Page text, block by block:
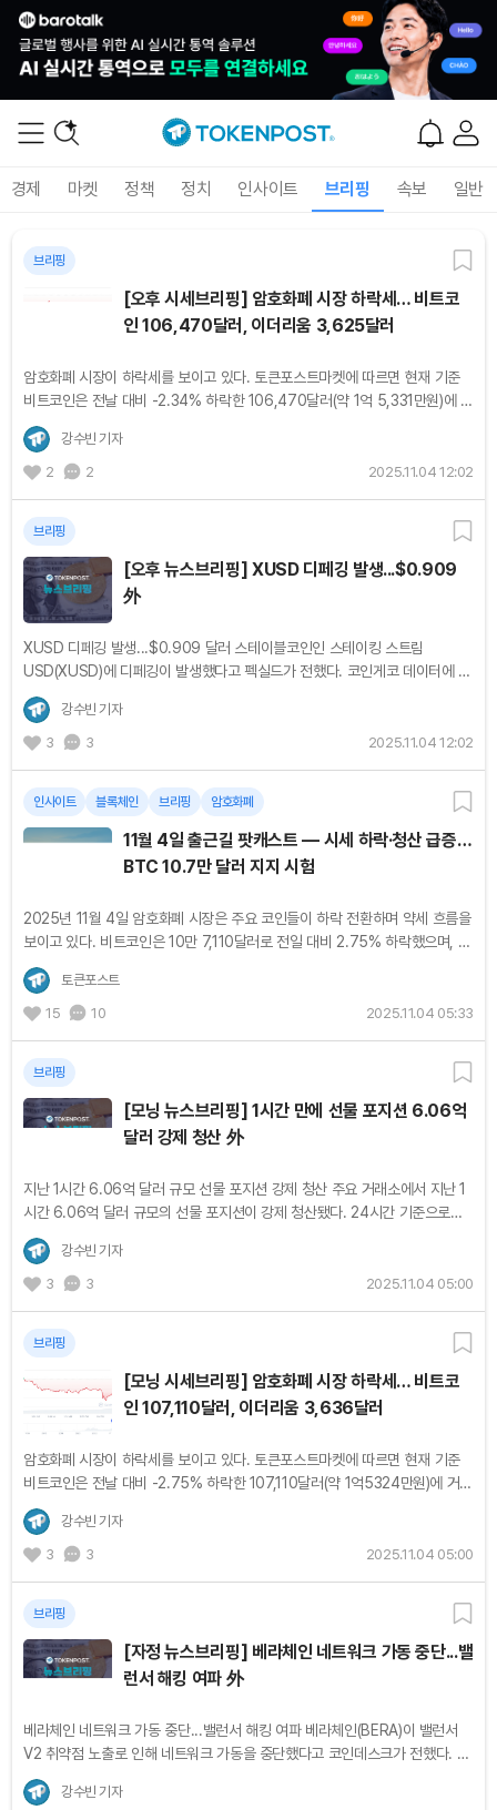
경제 마켓 정책 정치 인사이트 브리핑 속보 일반
브리핑
[오후 시세브리핑] 암호화폐 시장 하락세… 비트코
인 106,470달러, 이더리움 3,625달러
암호화폐 시장이 하락세를 보이고 있다. 토큰포스트마켓에 따르면 현재 기준
비트코인은 전날 대비 -2.34% 하락한 106,470달러(약 1억 5,331만원)에 거
래되고 있다. 이더리움은 전날 대비 -4.55% 하락한 3,625달러(약 522만원)
를 기록했다....
강수빈 기자
2
2 2025.11.04 12:02
브리핑
[오후 뉴스브리핑] XUSD 디페깅 발생...$0.909
外
XUSD 디페깅 발생...$0.909 달러 스테이블코인인 스테이킹 스트림
USD(XUSD)에 디페깅이 발생했다고 펙실드가 전했다. 코인게코 데이터에 따
르면 XUSD는 지난 24시간 동안 28.1% 하락한 0.909 달러에 거래되고 있
다. 비트코인 초기...
강수빈 기자
3
3 2025.11.04 12:02
인사이트 블록체인 브리핑 암호화폐
11월 4일 출근길 팟캐스트 — 시세 하락·청산 급증…
BTC 10.7만 달러 지지 시험
2025년 11월 4일 암호화폐 시장은 주요 코인들이 하락 전환하며 약세 흐름을
보이고 있다. 비트코인은 10만 7,110달러로 전일 대비 2.75% 하락했으며, 이
더리움은 3,636달러로 5.63% 하락했다. 리플(-6.26%), BNB(-7.45%), 솔
라나(-9.04%)...
토큰포스트
15
10 2025.11.04 05:33
브리핑
[모닝 뉴스브리핑] 1시간 만에 선물 포지션 6.06억
달러 강제 청산 外
지난 1시간 6.06억 달러 규모 선물 포지션 강제 청산 주요 거래소에서 지난 1
시간 6.06억 달러 규모의 선물 포지션이 강제 청산됐다. 24시간 기준으로는
강수빈 기자
3
3 2025.11.04 05:00
브리핑
[모닝 시세브리핑] 암호화폐 시장 하락세… 비트코
인 107,110달러, 이더리움 3,636달러
암호화폐 시장이 하락세를 보이고 있다. 토큰포스트마켓에 따르면 현재 기준
비트코인은 전날 대비 -2.75% 하락한 107,110달러(약 1억5324만원)에 거래
되고 있다. 이더리움은 전날 대비 -5.63% 하락한 3,636달러(약 520만
2550원)를...
강수빈 기자
3
3 2025.11.04 05:00
브리핑
[자정 뉴스브리핑] 베라체인 네트워크 가동 중단...밸
런서 해킹 여파 外
베라체인 네트워크 가동 중단...밸런서 해킹 여파 베라체인(BERA)이 밸런서
V2 취약점 노출로 인해 네트워크 가동을 중단했다고 코인데스크가 전했다. 베
라체인 재단은 "밸리데이터들은 BEX에서 밸런서 취약점 노출을 해결하기 위
해 긴급...강수빈 기자